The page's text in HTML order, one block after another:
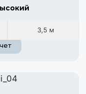
3,5 м